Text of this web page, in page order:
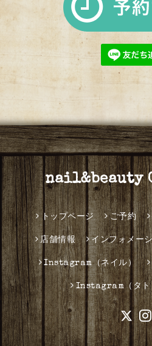
nail&beauty
トップページ ご予約
店舗情報 インフォメー
Instagram（ネイル）
Instagram（タト